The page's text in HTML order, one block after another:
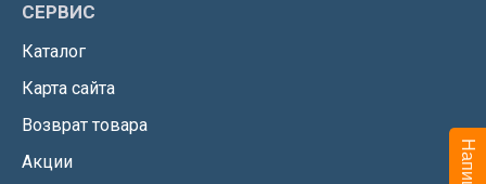
СЕРВИС
Каталог
Карта сайта
Возврат товара
Акции